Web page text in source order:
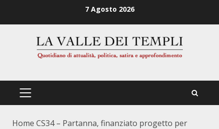
7 Agosto 2026
PRIMÄRES
Home CS34 – Partanna, finanziato progetto per